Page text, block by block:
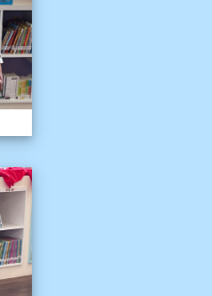
111伴讀媽媽教師節